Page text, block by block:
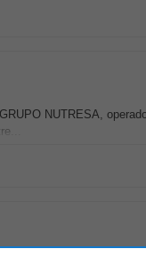
NUTRESA,